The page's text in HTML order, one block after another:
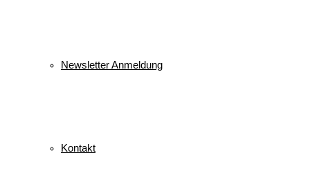
Newsletter Anmeldung
Kontakt